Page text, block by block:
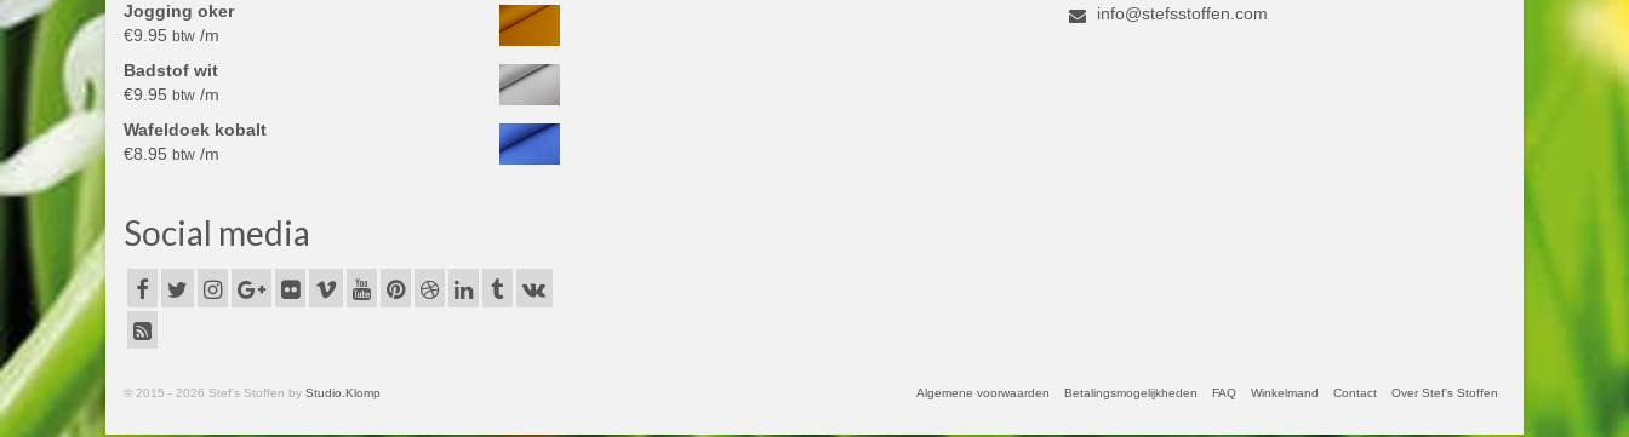
Jogging oker
€9.95 btw /m
Badstof wit
€9.95 btw /m
Wafeldoek kobalt
€8.95 btw /m
Social media
info@stefsstoffen.com
Algemene voorwaarden Betalingsmogelijkheden FAQ Winkelmand Contact Over Stef’s Stoffen
© 2015 - 2026 Stef's Stoffen by Studio.Klomp